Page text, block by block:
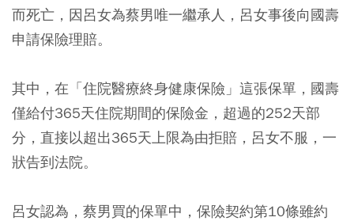
而死亡，因呂女為蔡男唯一繼承人，呂女事後向國壽
申請保險理賠。
其中，在「住院醫療終身健康保險」這張保單，國壽
僅給付365天住院期間的保險金，超過的252天部
分，直接以超出365天上限為由拒賠，呂女不服，一
狀告到法院。
呂女認為，蔡男買的保單中，保險契約第10條雖約